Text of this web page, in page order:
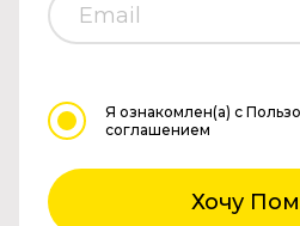
Я ознакомлен(а) с
соглашением
Хочу